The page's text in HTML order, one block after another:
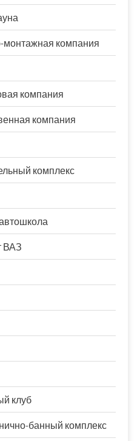
монтажная компания
компания
компания
комплекс
ВАЗ
клуб
банный комплекс